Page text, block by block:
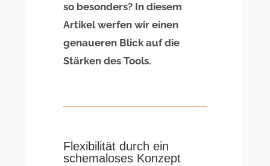
so besonders? In diesem
Artikel werfen wir einen
genaueren Blick auf die
Stärken des Tools.
Flexibilität durch ein
schemaloses Konzept